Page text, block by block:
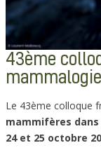
43ème
mammalogie
Le 43ème colloque
mammifères
24 et 25 octobre